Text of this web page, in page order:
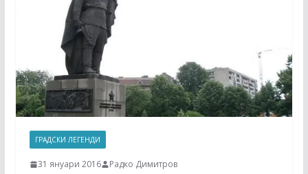
ГРАДСКИ ЛЕГЕНДИ
31 януари 2016 Радко Димитров